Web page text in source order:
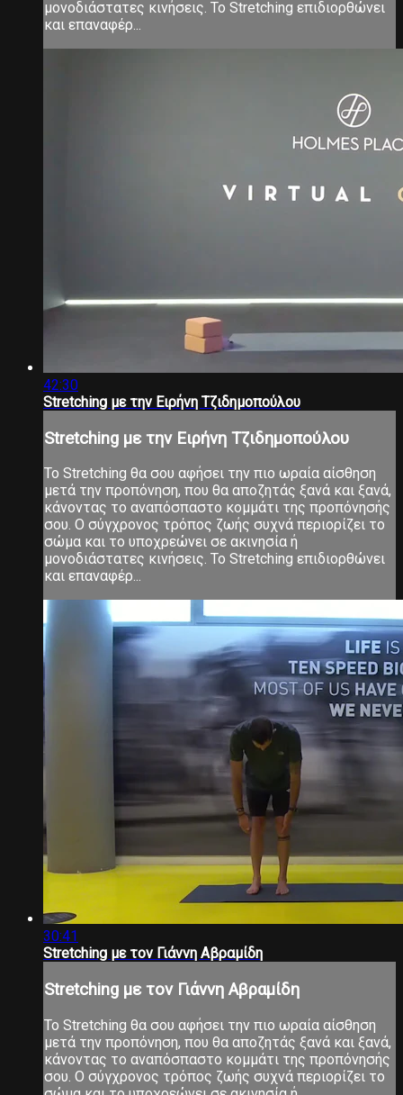
μονοδιάστατες κινήσεις. Το Stretching επιδιορθώνει
και επαναφέρ...
42:30
Stretching με την Ειρήνη Τζιδημοπούλου
Stretching με την Ειρήνη Τζιδημοπούλου
Το Stretching θα σου αφήσει την πιο ωραία αίσθηση
μετά την προπόνηση, που θα αποζητάς ξανά και ξανά,
κάνοντας το αναπόσπαστο κομμάτι της προπόνησής
σου. Ο σύγχρονος τρόπος ζωής συχνά περιορίζει το
σώμα και το υποχρεώνει σε ακινησία ή
μονοδιάστατες κινήσεις. Το Stretching επιδιορθώνει
και επαναφέρ...
30:41
Stretching με τον Γιάννη Αβραμίδη
Stretching με τον Γιάννη Αβραμίδη
Το Stretching θα σου αφήσει την πιο ωραία αίσθηση
μετά την προπόνηση, που θα αποζητάς ξανά και ξανά,
κάνοντας το αναπόσπαστο κομμάτι της προπόνησής
σου. Ο σύγχρονος τρόπος ζωής συχνά περιορίζει το